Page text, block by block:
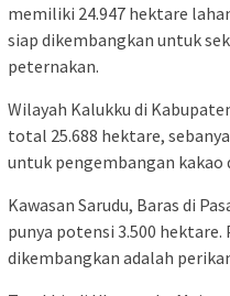
memiliki 24.947 hektare
siap dikembangkan untuk
peternakan.
Wilayah Kalukku di
total 25.688 hektare,
untuk pengembangan kakao
Kawasan Sarudu, Baras di
punya potensi 3.500
dikembangkan adalah